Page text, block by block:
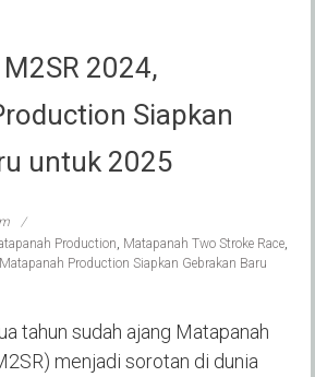
2024,
Siapkan
untuk 2025
Production, Matapanah Two Stroke Race,
Production Siapkan Gebrakan Baru
tahun sudah ajang Matapanah
menjadi sorotan di dunia